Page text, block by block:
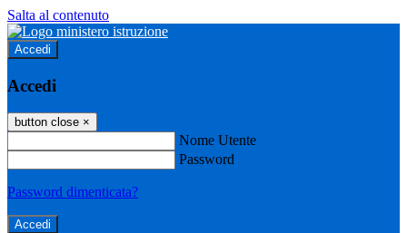
Salta al contenuto
Accedi
Accedi
button close ×
Nome Utente
Password
Password dimenticata?